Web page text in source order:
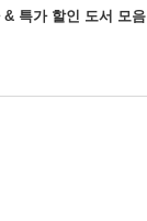
& 특가 할인 도서 모음